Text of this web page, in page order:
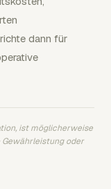
dann für
ist möglicherweise
oder